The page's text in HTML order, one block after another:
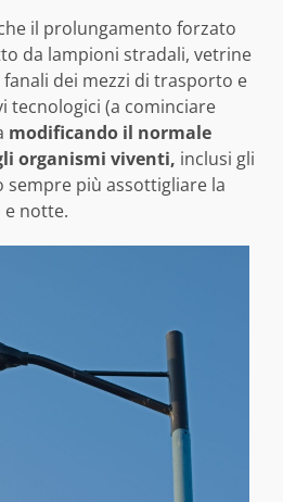
il prolungamento forzato
da lampioni stradali, vetrine
dei mezzi di trasporto e
(a cominciare
modificando il normale
organismi viventi, inclusi gli
sempre più assottigliare la
notte.